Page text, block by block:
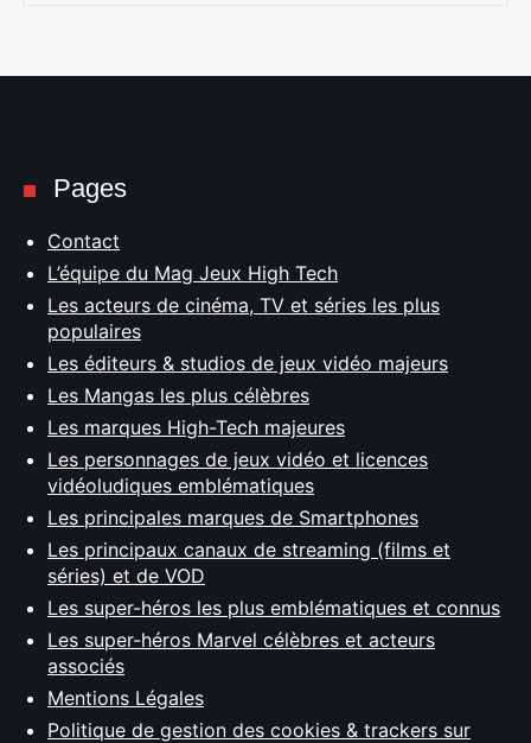
Pages
Contact
L’équipe du Mag Jeux High Tech
Les acteurs de cinéma, TV et séries les plus
populaires
Les éditeurs & studios de jeux vidéo majeurs
Les Mangas les plus célèbres
Les marques High-Tech majeures
Les personnages de jeux vidéo et licences
vidéoludiques emblématiques
Les principales marques de Smartphones
Les principaux canaux de streaming (films et
séries) et de VOD
Les super-héros les plus emblématiques et connus
Les super-héros Marvel célèbres et acteurs
associés
Mentions Légales
Politique de gestion des cookies & trackers sur